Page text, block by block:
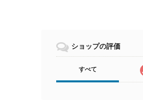
ショップの評価
すべて